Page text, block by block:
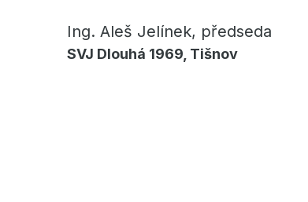
Ing. Aleš Jelínek, předseda
SVJ Dlouhá 1969, Tišnov